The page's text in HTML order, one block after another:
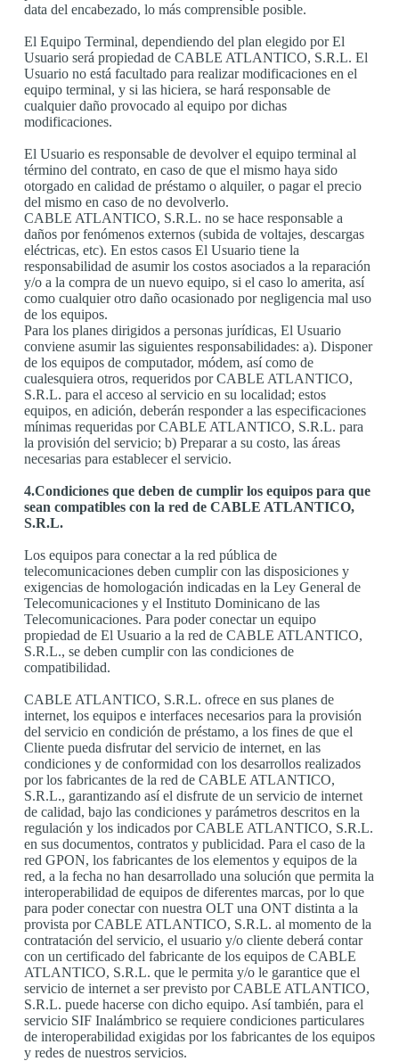
data del encabezado, lo más comprensible posible.
El Equipo Terminal, dependiendo del plan elegido por El
Usuario será propiedad de CABLE ATLANTICO, S.R.L. El
Usuario no está facultado para realizar modificaciones en el
equipo terminal, y si las hiciera, se hará responsable de
cualquier daño provocado al equipo por dichas
modificaciones.
El Usuario es responsable de devolver el equipo terminal al
término del contrato, en caso de que el mismo haya sido
otorgado en calidad de préstamo o alquiler, o pagar el precio
del mismo en caso de no devolverlo.
CABLE ATLANTICO, S.R.L. no se hace responsable a
daños por fenómenos externos (subida de voltajes, descargas
eléctricas, etc). En estos casos El Usuario tiene la
responsabilidad de asumir los costos asociados a la reparación
y/o a la compra de un nuevo equipo, si el caso lo amerita, así
como cualquier otro daño ocasionado por negligencia mal uso
de los equipos.
Para los planes dirigidos a personas jurídicas, El Usuario
conviene asumir las siguientes responsabilidades: a). Disponer
de los equipos de computador, módem, así como de
cualesquiera otros, requeridos por CABLE ATLANTICO,
S.R.L. para el acceso al servicio en su localidad; estos
equipos, en adición, deberán responder a las especificaciones
mínimas requeridas por CABLE ATLANTICO, S.R.L. para
la provisión del servicio; b) Preparar a su costo, las áreas
necesarias para establecer el servicio.
4.Condiciones que deben de cumplir los equipos para que
sean compatibles con la red de CABLE ATLANTICO,
S.R.L.
Los equipos para conectar a la red pública de
telecomunicaciones deben cumplir con las disposiciones y
exigencias de homologación indicadas en la Ley General de
Telecomunicaciones y el Instituto Dominicano de las
Telecomunicaciones. Para poder conectar un equipo
propiedad de El Usuario a la red de CABLE ATLANTICO,
S.R.L., se deben cumplir con las condiciones de
compatibilidad.
CABLE ATLANTICO, S.R.L. ofrece en sus planes de
internet, los equipos e interfaces necesarios para la provisión
del servicio en condición de préstamo, a los fines de que el
Cliente pueda disfrutar del servicio de internet, en las
condiciones y de conformidad con los desarrollos realizados
por los fabricantes de la red de CABLE ATLANTICO,
S.R.L., garantizando así el disfrute de un servicio de internet
de calidad, bajo las condiciones y parámetros descritos en la
regulación y los indicados por CABLE ATLANTICO, S.R.L.
en sus documentos, contratos y publicidad. Para el caso de la
red GPON, los fabricantes de los elementos y equipos de la
red, a la fecha no han desarrollado una solución que permita la
interoperabilidad de equipos de diferentes marcas, por lo que
para poder conectar con nuestra OLT una ONT distinta a la
provista por CABLE ATLANTICO, S.R.L. al momento de la
contratación del servicio, el usuario y/o cliente deberá contar
con un certificado del fabricante de los equipos de CABLE
ATLANTICO, S.R.L. que le permita y/o le garantice que el
servicio de internet a ser previsto por CABLE ATLANTICO,
S.R.L. puede hacerse con dicho equipo. Así también, para el
servicio SIF Inalámbrico se requiere condiciones particulares
de interoperabilidad exigidas por los fabricantes de los equipos
y redes de nuestros servicios.